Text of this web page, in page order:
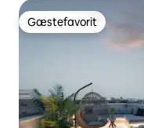
Gæstefavorit
Gæstefavorit